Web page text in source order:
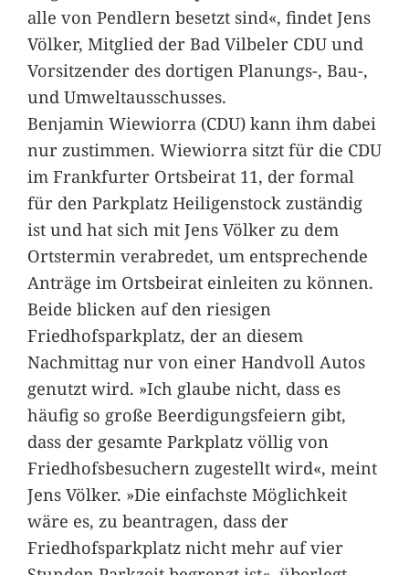
alle von Pendlern besetzt sind«, findet Jens
Völker, Mitglied der Bad Vilbeler CDU und
Vorsitzender des dortigen Planungs-, Bau-,
und Umweltausschusses.
Benjamin Wiewiorra (CDU) kann ihm dabei
nur zustimmen. Wiewiorra sitzt für die CDU
im Frankfurter Ortsbeirat 11, der formal
für den Parkplatz Heiligenstock zuständig
ist und hat sich mit Jens Völker zu dem
Ortstermin verabredet, um entsprechende
Anträge im Ortsbeirat einleiten zu können.
Beide blicken auf den riesigen
Friedhofsparkplatz, der an diesem
Nachmittag nur von einer Handvoll Autos
genutzt wird. »Ich glaube nicht, dass es
häufig so große Beerdigungsfeiern gibt,
dass der gesamte Parkplatz völlig von
Friedhofsbesuchern zugestellt wird«, meint
Jens Völker. »Die einfachste Möglichkeit
wäre es, zu beantragen, dass der
Friedhofsparkplatz nicht mehr auf vier